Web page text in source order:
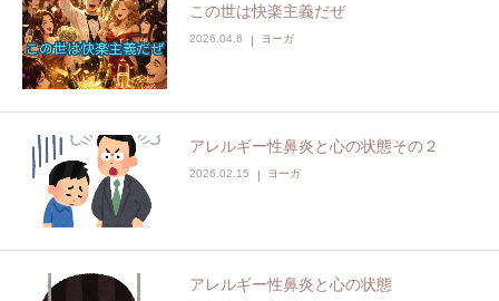
この世は快楽主義だぜ
2026.04.6 ヨーガ
アレルギー性鼻炎と心の状態その２
2026.02.15 ヨーガ
アレルギー性鼻炎と心の状態